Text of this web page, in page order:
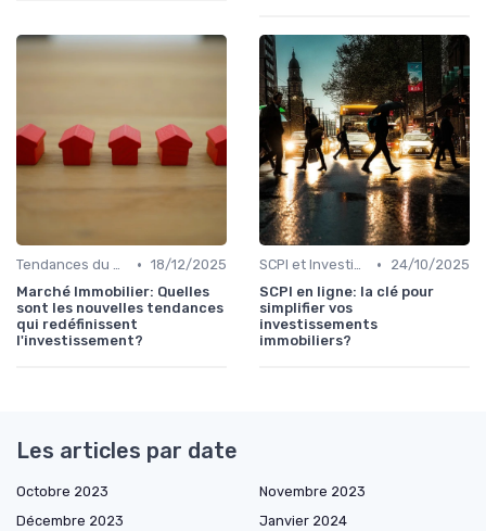
Tendances du Marché Immobilier • 18/12/2025
Marché Immobilier: Quelles
sont les nouvelles tendances
qui redéfinissent
l'investissement?
SCPI et Investissements Locatifs •
24/10/2025
SCPI en ligne: la clé pour
simplifier vos
investissements
immobiliers?
Les articles par date
Octobre 2023
Novembre 2023
Décembre 2023
Janvier 2024